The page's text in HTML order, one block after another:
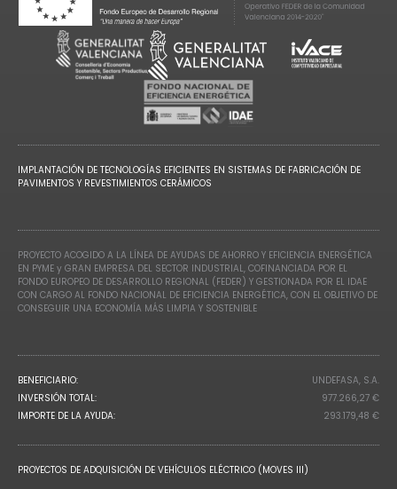
IMPLANTACIÓN DE TECNOLOGÍAS EFICIENTES EN SISTEMAS DE FABRICACIÓN DE
PAVIMENTOS Y REVESTIMIENTOS CERÁMICOS
PROYECTO ACOGIDO A LA LÍNEA DE AYUDAS DE AHORRO Y EFICIENCIA ENERGÉTICA
EN PYME y GRAN EMPRESA DEL SECTOR INDUSTRIAL, COFINANCIADA POR EL
FONDO EUROPEO DE DESARROLLO REGIONAL (FEDER) Y GESTIONADA POR EL IDAE
CON CARGO AL FONDO NACIONAL DE EFICIENCIA ENERGÉTICA, CON EL OBJETIVO DE
CONSEGUIR UNA ECONOMÍA MÁS LIMPIA Y SOSTENIBLE
BENEFICIARIO:
UNDEFASA, S.A.
INVERSIÓN TOTAL:
977.266,27 €
IMPORTE DE LA AYUDA:
293.179,48 €
PROYECTOS DE ADQUISICIÓN DE VEHÍCULOS ELÉCTRICO (MOVES III)